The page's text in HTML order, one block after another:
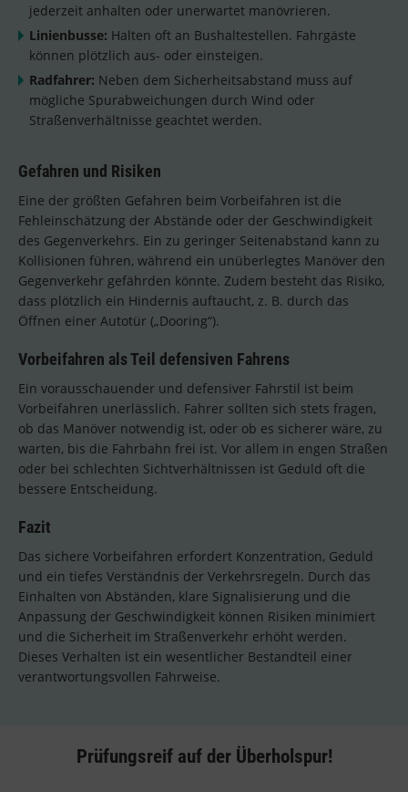
jederzeit anhalten oder unerwartet manövrieren.
Linienbusse: Halten oft an Bushaltestellen. Fahrgäste
können plötzlich aus- oder einsteigen.
Radfahrer: Neben dem Sicherheitsabstand muss auf
mögliche Spurabweichungen durch Wind oder
Straßenverhältnisse geachtet werden.
Gefahren und Risiken
Eine der größten Gefahren beim Vorbeifahren ist die
Fehleinschätzung der Abstände oder der Geschwindigkeit
des Gegenverkehrs. Ein zu geringer Seitenabstand kann zu
Kollisionen führen, während ein unüberlegtes Manöver den
Gegenverkehr gefährden könnte. Zudem besteht das Risiko,
dass plötzlich ein Hindernis auftaucht, z. B. durch das
Öffnen einer Autotür („Dooring“).
Vorbeifahren als Teil defensiven Fahrens
Ein vorausschauender und defensiver Fahrstil ist beim
Vorbeifahren unerlässlich. Fahrer sollten sich stets fragen,
ob das Manöver notwendig ist, oder ob es sicherer wäre, zu
warten, bis die Fahrbahn frei ist. Vor allem in engen Straßen
oder bei schlechten Sichtverhältnissen ist Geduld oft die
bessere Entscheidung.
Fazit
Das sichere Vorbeifahren erfordert Konzentration, Geduld
und ein tiefes Verständnis der Verkehrsregeln. Durch das
Einhalten von Abständen, klare Signalisierung und die
Anpassung der Geschwindigkeit können Risiken minimiert
und die Sicherheit im Straßenverkehr erhöht werden.
Dieses Verhalten ist ein wesentlicher Bestandteil einer
verantwortungsvollen Fahrweise.
Prüfungsreif auf der Überholspur!